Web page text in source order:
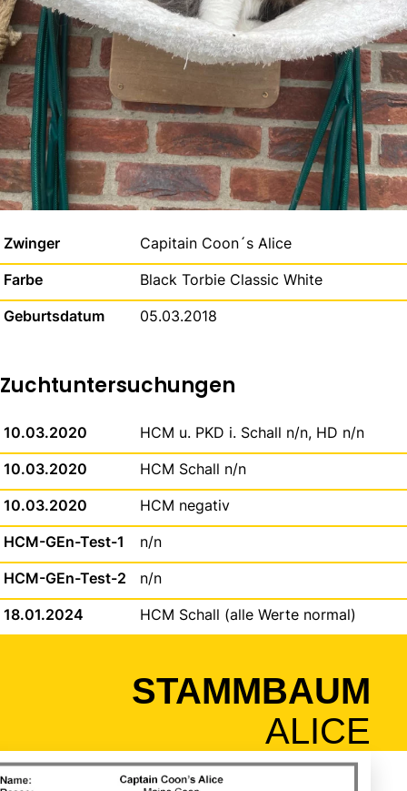
Zwinger
Capitain Coon´s Alice
Farbe
Black Torbie Classic White
Geburtsdatum
05.03.2018
Zuchtuntersuchungen
10.03.2020
HCM u. PKD i. Schall n/n, HD n/n
10.03.2020
HCM Schall n/n
10.03.2020
HCM negativ
HCM-GEn-Test-1
n/n
HCM-GEn-Test-2
n/n
18.01.2024
HCM Schall (alle Werte normal)
STAMMBAUM
ALICE